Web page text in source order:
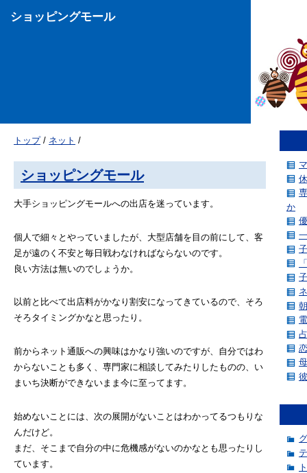
ショッピングモール
トップ/ ネット /
ショッピングモール
大手ショッピングモールへの出店を迷っています。
個人で細々とやっていましたが、大型店舗を目の前にして、客
足が遠のく不安と毎日戦わなければならないのです。
良い方法は無いのでしょうか。
以前と比べて出店料がかなり割安になってきているので、そろ
そろタイミングかなと思ったり。
前からネット通販への興味はかなり強いのですが、自分ではわ
からないことも多く、専門家に相談してみたりしたものの、い
まいち決断ができないまま今に至ってます。
始めないことには、次の展開がないことはわかってるつもりな
んだけど。
まだ、そこまで自分の中に危機感がないのかなとも思ったりし
ています。
か